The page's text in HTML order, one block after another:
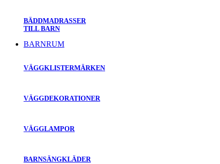
BÄDDMADRASSER
TILL BARN
BARNRUM
VÄGGKLISTERMÄRKEN
VÄGGDEKORATIONER
VÄGGLAMPOR
BARNSÄNGKLÄDER